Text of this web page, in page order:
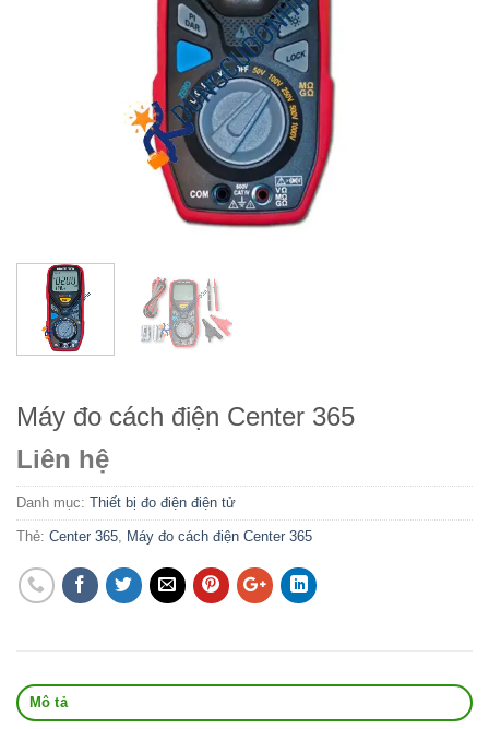
Máy đo cách điện Center 365
Liên hệ
Danh mục: Thiết bị đo điện điện tử
Thẻ: Center 365 Máy đo cách điện Center 365
Mô tả